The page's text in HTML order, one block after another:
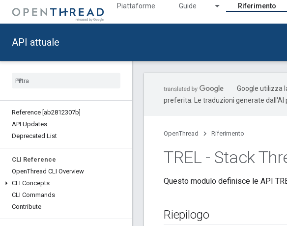
Piattaforme Guide Riferimento
API attuale
Reference [ab2812307b]
API Updates
Deprecated List
CLI Reference
OpenThread CLI Overview
CLI Concepts
CLI Commands
Contribute
Google utilizza
preferita. Le traduzioni generate dall'AI
OpenThread Riferimento
TREL - Stack
Questo modulo definisce le API
Riepilogo